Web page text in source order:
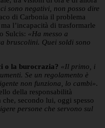
sono negativi, non posso dire
di Carbonia il problema
l’incapacità di trasformarle
Sulcis: «Ha messo a
bruscolini. Quei soldi sono
o la burocrazia? «Il primo, i
Se un regolamento è
non funziona, lo cambi».
della responsabilità
secondo lui, oggi spesso
persone che servono sul